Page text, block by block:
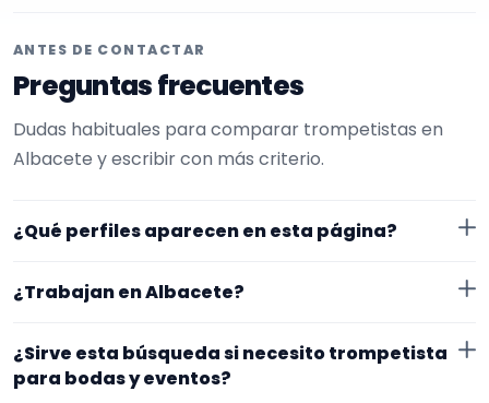
ANTES DE CONTACTAR
Preguntas frecuentes
Dudas habituales para comparar trompetistas en
Albacete y escribir con más criterio.
¿Qué perfiles aparecen en esta página?
EncuentraMúsico. La selección está filtrada por
Además, la página se centra en perfiles que trabajan
¿Trabajan en Albacete?
en Albacete. Aun así, conviene confirmar lugar
¿Sirve esta búsqueda si necesito trompetista
para bodas y eventos?